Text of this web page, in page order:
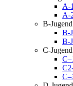
A-
A-
B-Jugend
B-
B-
C-Jugend